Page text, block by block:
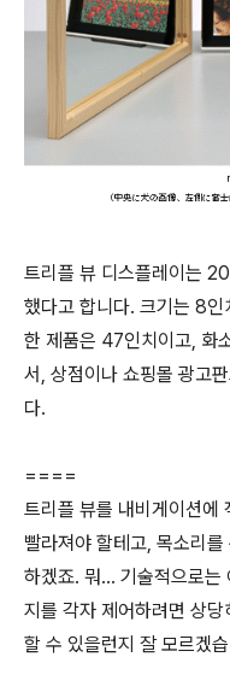
트리플 뷰 디스플레이는
했다고 합니다. 크기는 8
한 제품은 47인치이고,
서, 상점이나 쇼핑몰 광고
다.
====
트리플 뷰를 내비게이션에
빨라져야 할테고, 목소리
하겠죠. 뭐... 기술적으로는
지를 각자 제어하려면 상
할 수 있을런지 잘 모르겠